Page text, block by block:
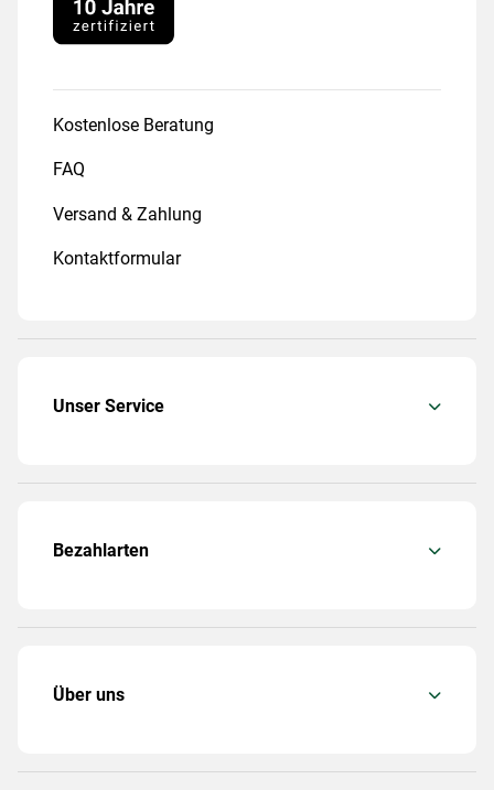
Kostenlose Beratung
FAQ
Versand & Zahlung
Kontaktformular
Unser Service
Bezahlarten
Über uns